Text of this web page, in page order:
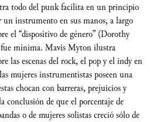
todo del punk facilita en un principio
instrumento en sus manos, a largo
el “dispositivo de género” (Dorothy
mínima. Mavis Myton ilustra
las escenas del rock, el pop y el indy en
mujeres instrumentistas poseen una
chocan con barreras, prejuicios y
conclusión de que el porcentaje de
o de mujeres solistas creció sólo de